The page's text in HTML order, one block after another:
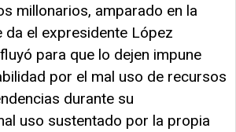
millonarios, amparado en la
da el expresidente López
para que lo dejen impune
por el mal uso de recursos
durante su
uso sustentado por la propia